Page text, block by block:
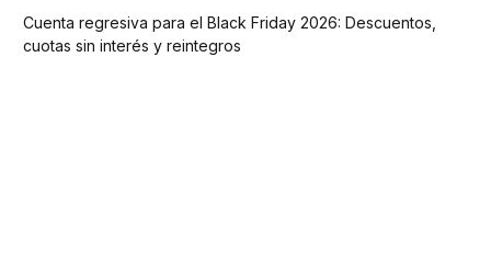
Cuenta regresiva para el Black Friday 2026: Descuentos,
cuotas sin interés y reintegros